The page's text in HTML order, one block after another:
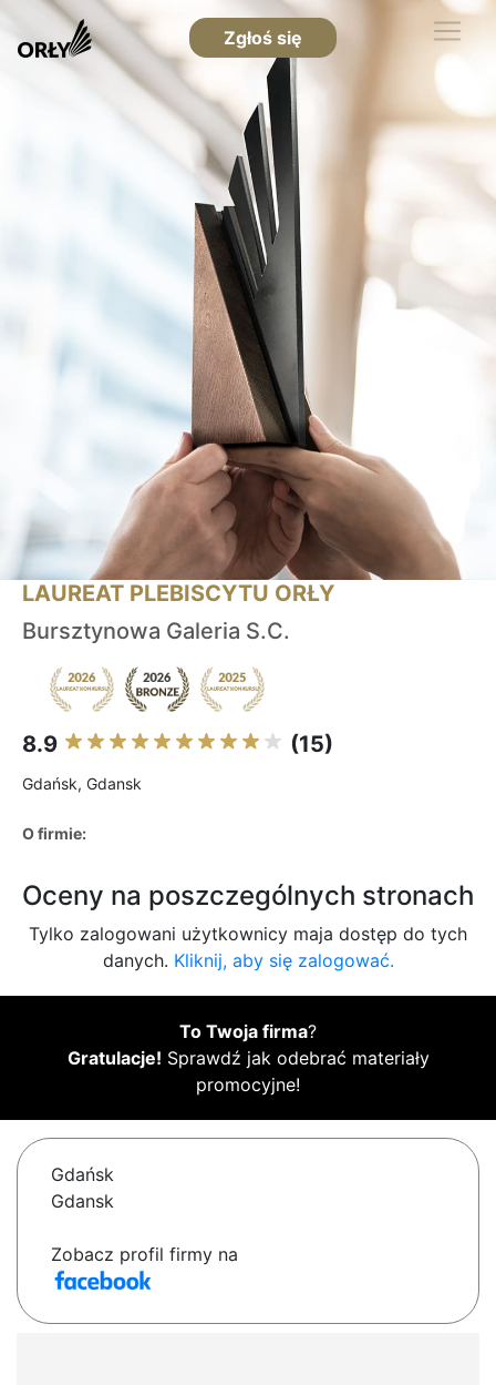
Zgłoś się
LAUREAT PLEBISCYTU ORŁY
Bursztynowa Galeria S.C.
8.9 (15)
Gdańsk, Gdansk
O firmie:
Oceny na poszczególnych stronach
Tylko zalogowani użytkownicy maja dostęp do tych
danych. Kliknij, aby się zalogować.
To Twoja firma?
Gratulacje! Sprawdź jak odebrać materiały
promocyjne!
Gdańsk
Gdansk
Zobacz profil firmy na